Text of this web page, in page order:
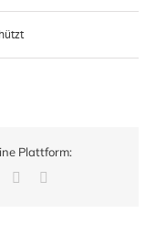
Plattform:
Pinterest
Xing